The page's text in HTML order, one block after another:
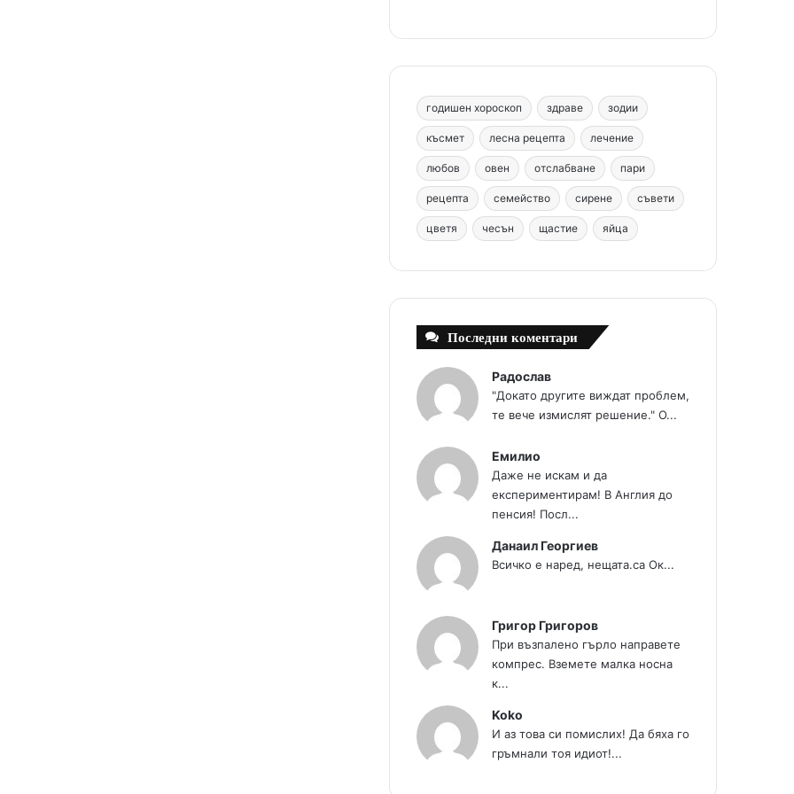
o
o
k
r
e
s
t
b
e
g
r
a
m
m
годишен хороскоп здраве зодии
късмет лесна рецепта лечение
любов овен отслабване пари
рецепта семейство сирене съвети
цветя чесън щастие яйца
Последни коментари
Радослав
"Докато другите виждат проблем,
те вече измислят решение." О...
Емилио
Даже не искам и да
експериментирам! В Англия до
пенсия! Посл...
Данаил Георгиев
Всичко е наред, нещата.са Ок...
Григор Григоров
При възпалено гърло направете
компрес. Вземете малка носна
к...
Koko
И аз това си помислих! Да бяха го
гръмнали тоя идиот!...